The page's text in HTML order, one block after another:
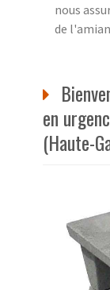
nous
de
en
(Haute-